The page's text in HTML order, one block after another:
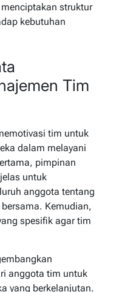
struktur
kebutuhan
Tim
tim untuk
dalam melayani
pimpinan
untuk
anggota tentang
Kemudian,
spesifik agar tim
anggota tim untuk
yang berkelanjutan.